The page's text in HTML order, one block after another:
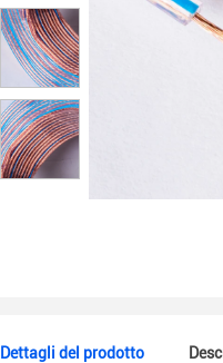
Dettagli del prodotto